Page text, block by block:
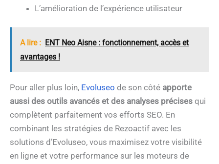
L’amélioration de l’expérience utilisateur
A lire : ENT Neo Aisne : fonctionnement, accès et
avantages !
Pour aller plus loin, Evoluseo de son côté apporte
aussi des outils avancés et des analyses précises qui
complètent parfaitement vos efforts SEO. En
combinant les stratégies de Rezoactif avec les
solutions d’Evoluseo, vous maximisez votre visibilité
en ligne et votre performance sur les moteurs de